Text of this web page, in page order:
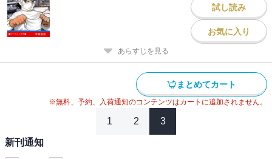
試し読み
お気に入り
あらすじを見る
まとめてカート
※無料、予約、入荷通知のコンテンツはカートに追加されません。
1 2 3
新刊通知